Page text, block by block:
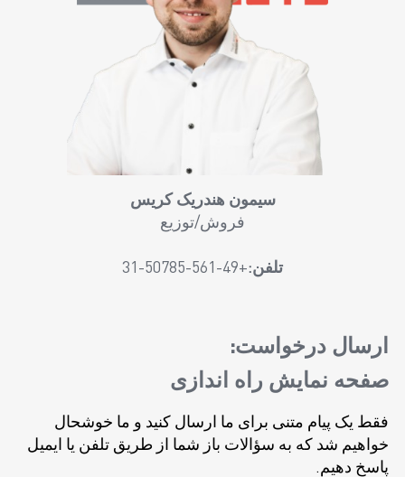
سیمون هندریک کریس
فروش/توزیع
تلفن:+49-561-50785-31
ارسال درخواست:
صفحه نمایش راه اندازی
فقط یک پیام متنی برای ما ارسال کنید و ما خوشحال
خواهیم شد که به سؤالات باز شما از طریق تلفن یا ایمیل
پاسخ دهیم.